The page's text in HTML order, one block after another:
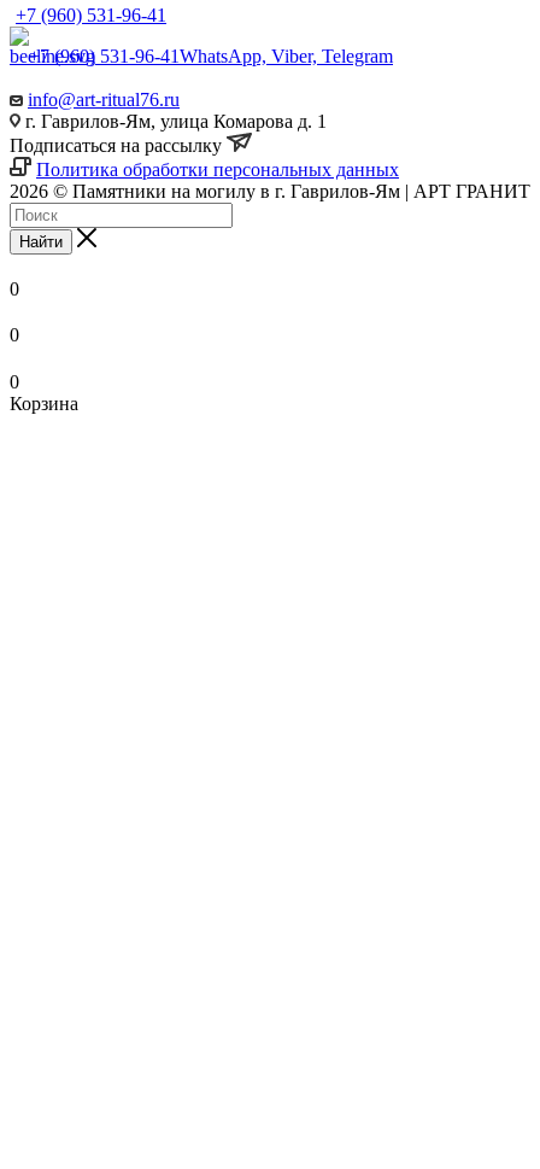
+7 (960) 531-96-41
+7 (960) 531-96-41WhatsApp, Viber, Telegram
info@art-ritual76.ru
г. Гаврилов-Ям, улица Комарова д. 1
Подписаться на рассылку
Политика обработки персональных данных
2026 © Памятники на могилу в г. Гаврилов-Ям | АРТ ГРАНИТ
Найти
0
0
0
Корзина